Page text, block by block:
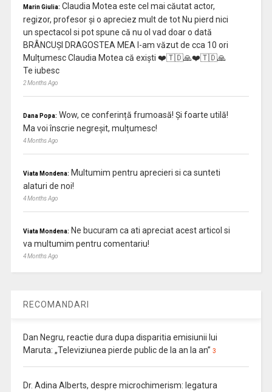
Marin Giulia: Claudia Motea este cel mai căutat actor,
regizor, profesor și o apreciez mult de tot Nu pierd nici
un spectacol si pot spune că nu ol vad doar o dată
BRÂNCUȘI DRAGOSTEA MEA l-am văzut de cca 10 ori
Mulțumesc Claudia Motea că exiști ❤️🇹🇩🙏❤️🇹🇩🙏
Te iubesc
2 Months Ago
Dana Popa: Wow, ce conferință frumoasă! Și foarte utilă!
Ma voi înscrie negreșit, mulțumesc!
4 Months Ago
Viata Mondena: Multumim pentru aprecieri si ca sunteti
alaturi de noi!
4 Months Ago
Viata Mondena: Ne bucuram ca ati apreciat acest articol si
va multumim pentru comentariu!
4 Months Ago
RECOMANDARI
Dan Negru, reactie dura dupa disparitia emisiunii lui
Maruta: „Televiziunea pierde public de la an la an” 3
Dr. Adina Alberts, despre microchimerism: legatura